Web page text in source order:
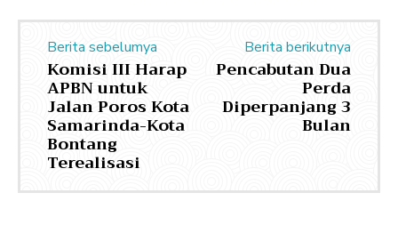
Berita sebelumya
Komisi III Harap
APBN untuk
Jalan Poros Kota
Samarinda-Kota
Bontang
Terealisasi
Berita berikutnya
Pencabutan Dua
Perda
Diperpanjang 3
Bulan